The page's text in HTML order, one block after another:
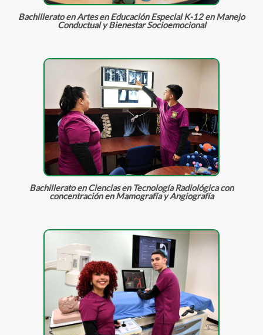
Bachillerato en Artes en Educación Especial K-12 en Manejo
Conductual y Bienestar Socioemocional
Bachillerato en Ciencias en Tecnología Radiológica con
concentración en Mamografía y Angiografía